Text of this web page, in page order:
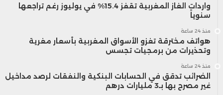
واردات الغاز المغربية تقفز 15.4% في يوليوز رغم تراجعها
سنوياً
منذ 24 ساعة
هواتف مخترقة تغزو الأسواق المغربية بأسعار مغرية
وتحذيرات من برمجيات تجسس
منذ 24 ساعة
الضرائب تدقق في الحسابات البنكية والنفقات لرصد مداخيل
غير مصرح بها بـ3 مليارات درهم